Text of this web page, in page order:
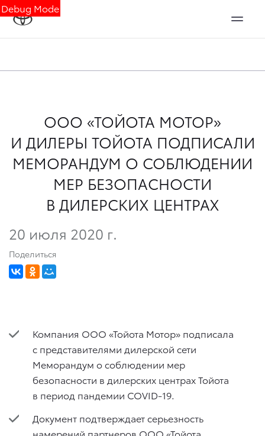
Debug Mode
ООО «ТОЙОТА МОТОР»
И ДИЛЕРЫ ТОЙОТА ПОДПИСАЛИ
МЕМОРАНДУМ О СОБЛЮДЕНИИ
МЕР БЕЗОПАСНОСТИ
В ДИЛЕРСКИХ ЦЕНТРАХ
20 июля 2020 г.
Поделиться
Компания ООО «Тойота Мотор» подписала
с представителями дилерской сети
Меморандум о соблюдении мер
безопасности в дилерских центрах Тойота
в период пандемии COVID-19.
Документ подтверждает серьезность